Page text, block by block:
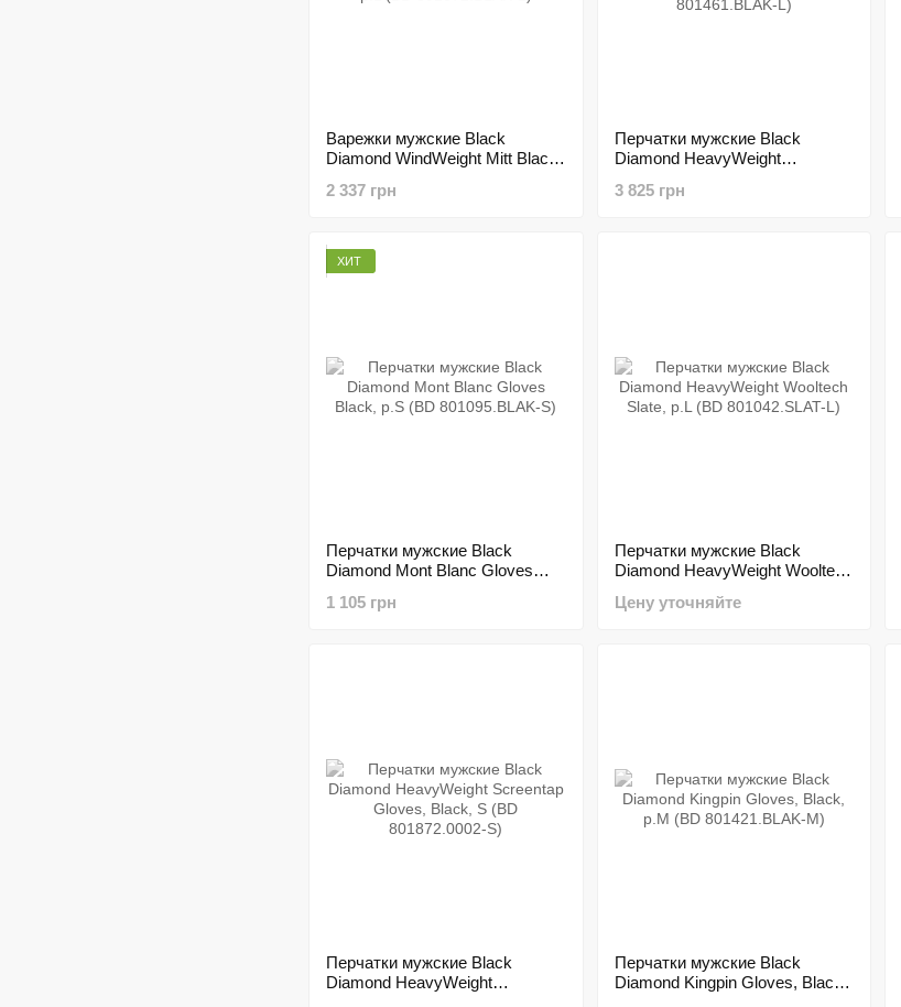
Варежки мужские Black
Diamond WindWeight Mitt Black,
2 337 грн
Перчатки мужские Black
Diamond HeavyWeight
(BD 801461.BLAK-L)
3 825 грн
ХИТ
Перчатки мужские Black
Diamond Mont Blanc Gloves
1 105 грн
Перчатки мужские Black
Diamond HeavyWeight Wooltech
Цену уточняйте
Перчатки мужские Black
Diamond HeavyWeight
Перчатки мужские Black
Diamond Kingpin Gloves, Black,